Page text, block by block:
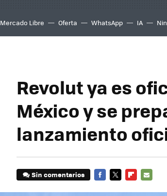
Mercado Libre Oferta WhatsApp IA
Revolut ya es
México y se
lanzamiento
Sin comentarios